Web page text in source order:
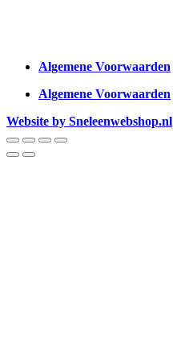
Algemene Voorwaarden
Algemene Voorwaarden
Website by Sneleenwebshop.nl